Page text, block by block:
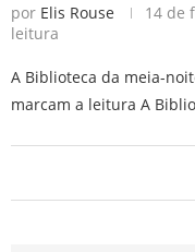
por Elis Rouse 14 de
leitura
A Biblioteca da meia-
marcam a leitura A